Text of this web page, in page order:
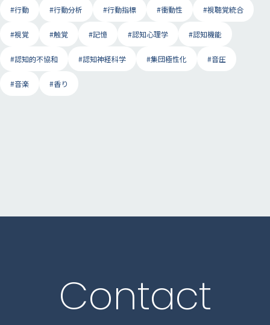
#行動 #行動分析 #行動指標 #衝動性 #視聴覚統合
#視覚 #触覚 #記憶 #認知心理学 #認知機能
#認知的不協和 #認知神経科学 #集団極性化 #音圧
#音楽 #香り
Contact